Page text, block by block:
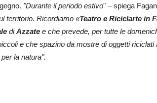
"Durante il periodo estivo" – spiega
territorio. Ricordiamo «Teatro e Riciclarte in
diAzzate e che prevede, per tutte le
e che spazino da mostre di oggetti
la natura".